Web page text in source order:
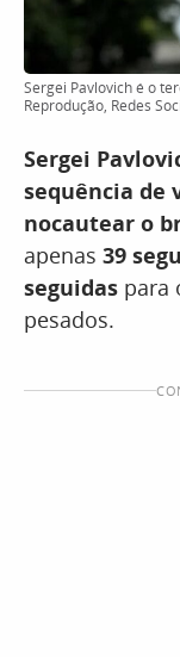
Sergei Pavlovich é o
Reprodução, Redes
Sergei
sequência de
nocautear o
apenas 39
seguidas para
pesados.